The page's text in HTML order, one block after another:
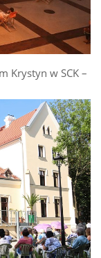
Krystyn w SCK –